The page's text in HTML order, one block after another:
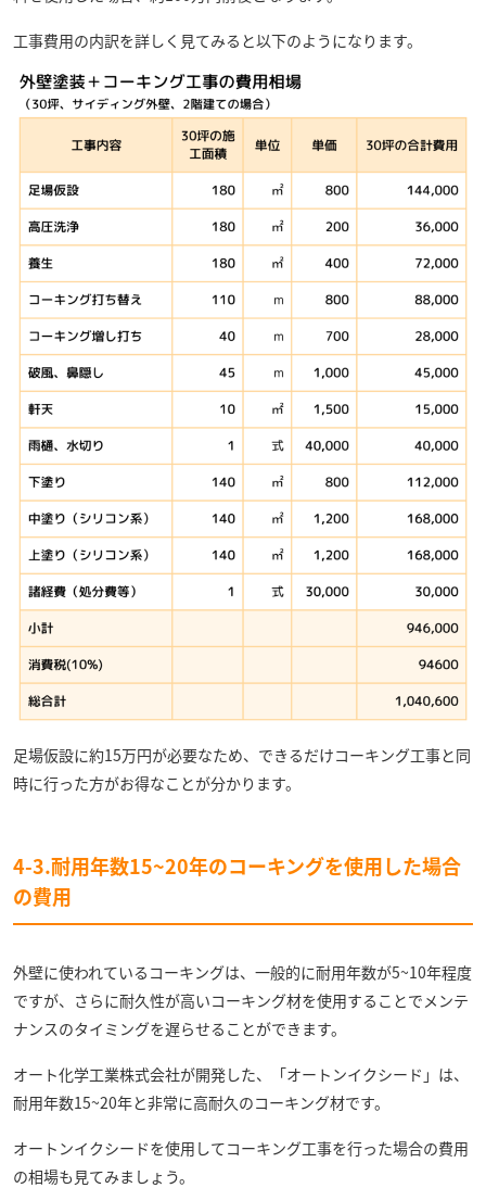
工事費用の内訳を詳しく見てみると以下のようになります。
足場仮設に約15万円が必要なため、できるだけコーキング工事と同
時に行った方がお得なことが分かります。
4-3.耐用年数15~20年のコーキングを使用した場合
の費用
外壁に使われているコーキングは、一般的に耐用年数が5~10年程度
ですが、さらに耐久性が高いコーキング材を使用することでメンテ
ナンスのタイミングを遅らせることができます。
オート化学工業株式会社が開発した、「オートンイクシード」は、
耐用年数15~20年と非常に高耐久のコーキング材です。
オートンイクシードを使用してコーキング工事を行った場合の費用
の相場も見てみましょう。